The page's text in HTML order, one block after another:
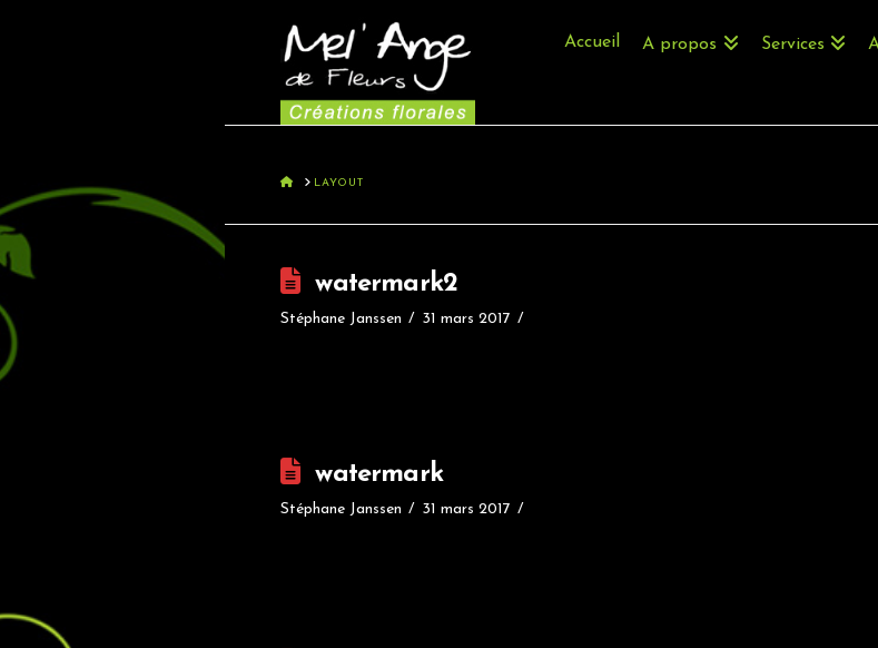
Accueil A propos Services
HOMELAYOUT
watermark2
Stéphane Janssen 31 mars 2017
watermark
Stéphane Janssen 31 mars 2017